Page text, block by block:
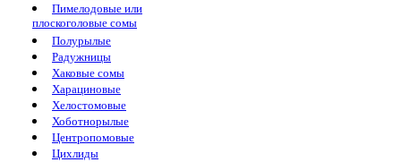
Пимелодовые или
плоскоголовые сомы
Полурылые
Радужницы
Хаковые сомы
Харациновые
Хелостомовые
Хоботнорылые
Центропомовые
Цихлиды